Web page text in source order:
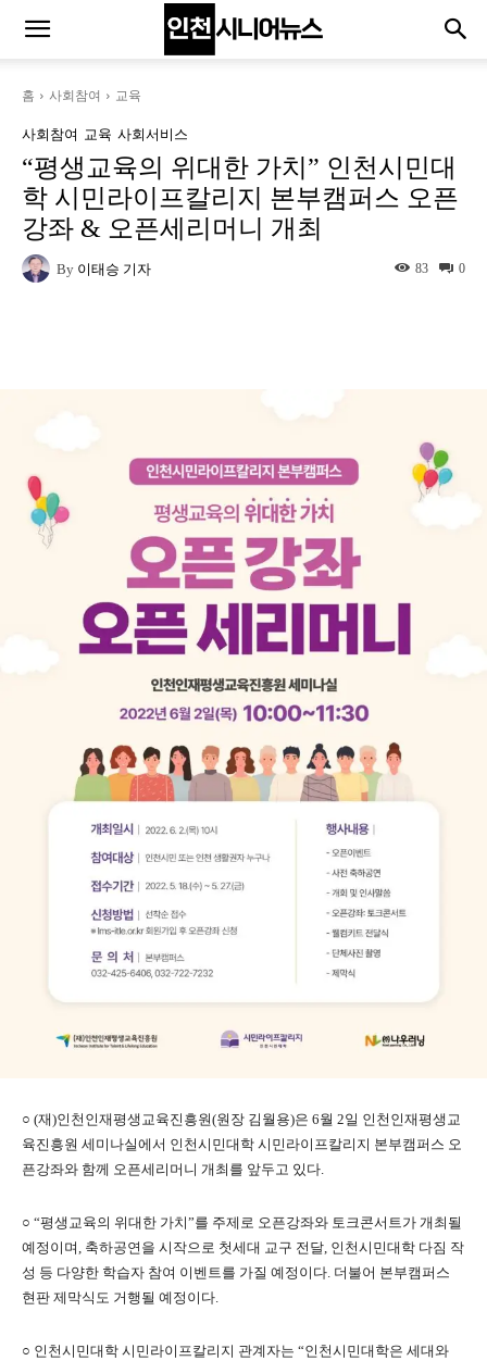
홈 사회참여 교육
사회참여 교육 사회서비스
“평생교육의 위대한 가치” 인천시민대
학 시민라이프칼리지 본부캠퍼스 오픈
강좌 & 오픈세리머니 개최
By 이태승 기자 0
83
○ (재)인천인재평생교육진흥원(원장 김월용)은 6월 2일 인천인재평생교
육진흥원 세미나실에서 인천시민대학 시민라이프칼리지 본부캠퍼스 오
픈강좌와 함께 오픈세리머니 개최를 앞두고 있다.
○ “평생교육의 위대한 가치”를 주제로 오픈강좌와 토크콘서트가 개최될
예정이며, 축하공연을 시작으로 첫세대 교구 전달, 인천시민대학 다짐 작
성 등 다양한 학습자 참여 이벤트를 가질 예정이다. 더불어 본부캠퍼스
현판 제막식도 거행될 예정이다.
○ 인천시민대학 시민라이프칼리지 관계자는 “인천시민대학은 세대와